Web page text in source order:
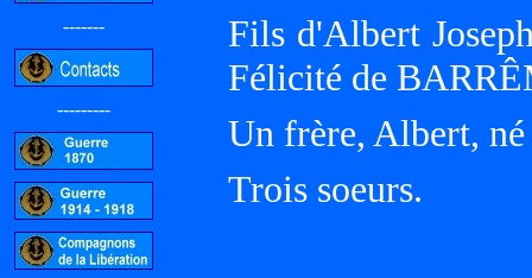
-------
---------
Fils d'Albert
Félicité de
Un frère, Albert, né
Trois soeurs.